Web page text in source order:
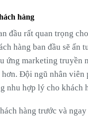
hàng
đầu rất quan trọng
hàng ban đầu sẽ ấn
ứng marketing truyền
hơn. Đội ngũ nhân viên
nhu hợp lý cho khách
hàng trước và